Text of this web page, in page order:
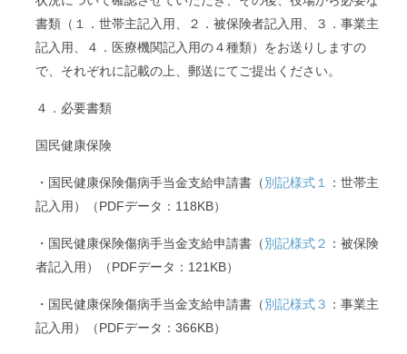
書類（１．世帯主記入用、２．被保険者記入用、３．事業主
記入用、４．医療機関記入用の４種類）をお送りしますの
で、それぞれに記載の上、郵送にてご提出ください。
４．必要書類
国民健康保険
・国民健康保険傷病手当金支給申請書（別記様式１
：世帯主
記入用）（PDFデータ：118KB）
・国民健康保険傷病手当金支給申請書（別記様式２ ：被保険
者記入用）（PDFデータ：121KB）
・国民健康保険傷病手当金支給申請書（別記様式３ ：事業主
記入用）（PDFデータ：366KB）